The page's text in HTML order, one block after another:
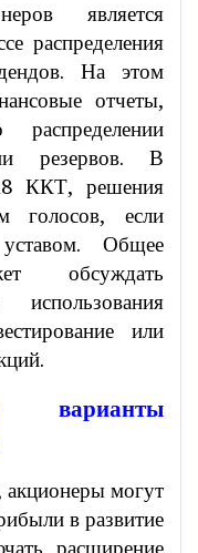
является
распределения
На этом
отчеты,
резервов. В
ККТ, решения
голосов, если
Общее
обсуждать
использования
или
варианты
могут
в развитие
расширение